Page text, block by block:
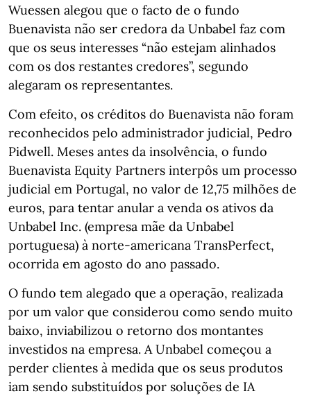
Wuessen alegou que o facto de o fundo
Buenavista não ser credora da Unbabel faz com
que os seus interesses “não estejam alinhados
com os dos restantes credores”, segundo
alegaram os representantes.
Com efeito, os créditos do Buenavista não foram
reconhecidos pelo administrador judicial, Pedro
Pidwell. Meses antes da insolvência, o fundo
Buenavista Equity Partners interpôs um processo
judicial em Portugal, no valor de 12,75 milhões de
euros, para tentar anular a venda os ativos da
Unbabel Inc. (empresa mãe da Unbabel
portuguesa) à norte-americana TransPerfect,
ocorrida em agosto do ano passado.
O fundo tem alegado que a operação, realizada
por um valor que considerou como sendo muito
baixo, inviabilizou o retorno dos montantes
investidos na empresa. A Unbabel começou a
perder clientes à medida que os seus produtos
iam sendo substituídos por soluções de IA